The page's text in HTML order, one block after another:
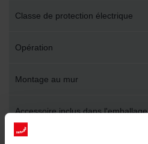
Classe de protection électrique
Opération
Montage au mur
Accessoire inclus dans l'emballage